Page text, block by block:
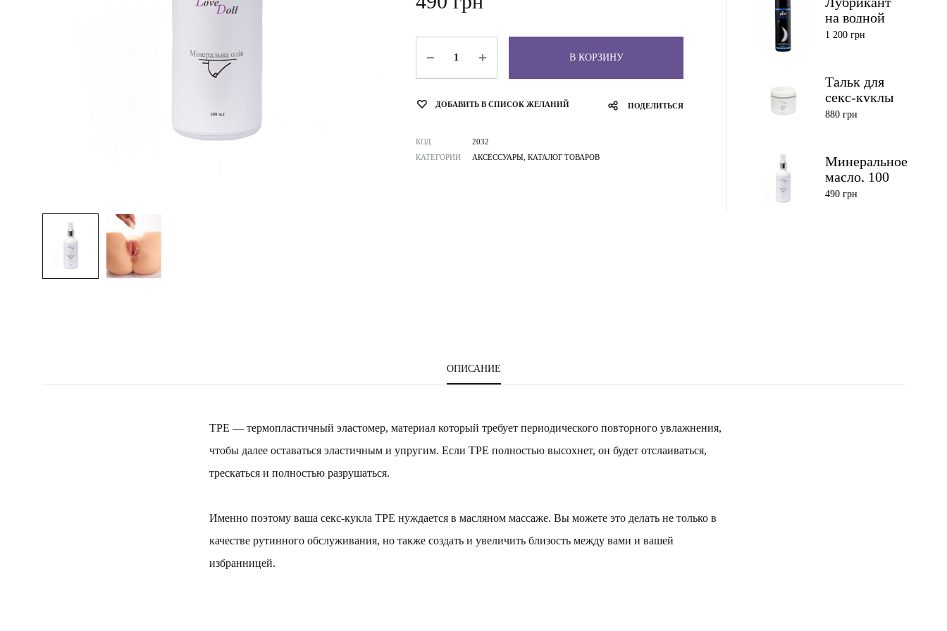
В КОРЗИНУ
ДОБАВИТЬ В СПИСОК ЖЕЛАНИЙ ПОДЕЛИТЬСЯ
КОД
2032
КАТЕГОРИИ
АКСЕССУАРЫ КАТАЛОГ ТОВАРОВ
на водной
основе Pjur
1 200грн
Тальк для
секс-куклы
880грн
Минеральное
масло, 100
мл
490грн
ОПИСАНИЕ
TPE — термопластичный эластомер, материал который требует периодического повторного увлажнения,
чтобы далее оставаться эластичным и упругим. Если TPE полностью высохнет, он будет отслаиваться,
трескаться и полностью разрушаться.
Именно поэтому ваша секс-кукла TPE нуждается в масляном массаже. Вы можете это делать не только в
качестве рутинного обслуживания, но также создать и увеличить близость между вами и вашей
избранницей.